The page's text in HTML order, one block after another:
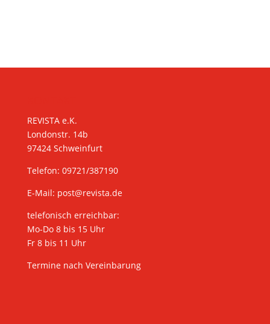
REVISTA e.K.
Londonstr. 14b
97424 Schweinfurt
Telefon: 09721/387190
E-Mail: post@revista.de
telefonisch erreichbar:
Mo-Do 8 bis 15 Uhr
Fr 8 bis 11 Uhr
Termine nach Vereinbarung